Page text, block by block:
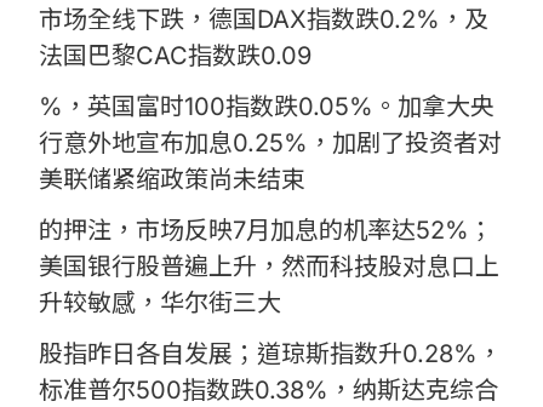
市场全线下跌，德国DAX指数跌0.2%，及
法国巴黎CAC指数跌0.09
%，英国富时100指数跌0.05%。加拿大央
行意外地宣布加息0.25%，加剧了投资者对
美联储紧缩政策尚未结束
的押注，市场反映7月加息的机率达52%；
美国银行股普遍上升，然而科技股对息口上
升较敏感，华尔街三大
股指昨日各自发展；道琼斯指数升0.28%，
标准普尔500指数跌0.38%，纳斯达克综合